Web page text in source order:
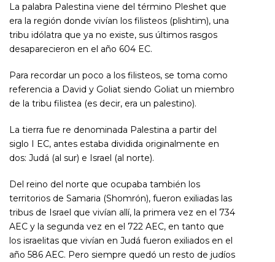
La palabra Palestina viene del término Pleshet que
era la región donde vivían los filisteos (plishtim), una
tribu idólatra que ya no existe, sus últimos rasgos
desaparecieron en el año 604 EC.
Para recordar un poco a los filisteos, se toma como
referencia a David y Goliat siendo Goliat un miembro
de la tribu filistea (es decir, era un palestino).
La tierra fue re denominada Palestina a partir del
siglo I EC, antes estaba dividida originalmente en
dos: Judá (al sur) e Israel (al norte).
Del reino del norte que ocupaba también los
territorios de Samaria (Shomrón), fueron exiliadas las
tribus de Israel que vivían allí, la primera vez en el 734
AEC y la segunda vez en el 722 AEC, en tanto que
los israelitas que vivían en Judá fueron exiliados en el
año 586 AEC. Pero siempre quedó un resto de judíos